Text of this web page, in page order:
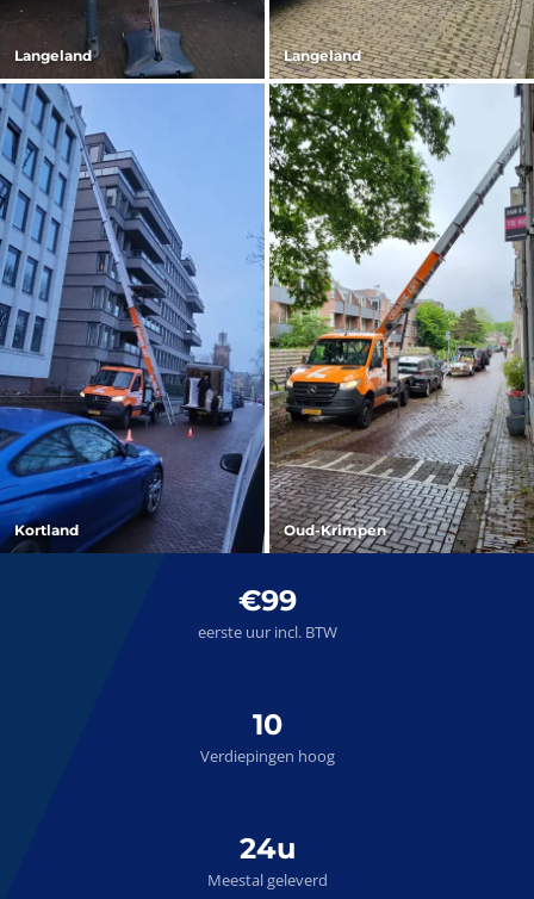
Langeland Langeland
Kortland Oud-Krimpen
€99
eerste uur incl. BTW
10
Verdiepingen hoog
24u
Meestal geleverd